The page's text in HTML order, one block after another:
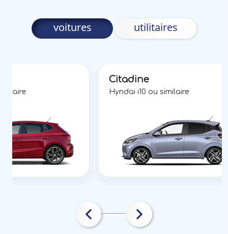
voitures utilitaires
Citadine
Hyndai i10 ou similaire